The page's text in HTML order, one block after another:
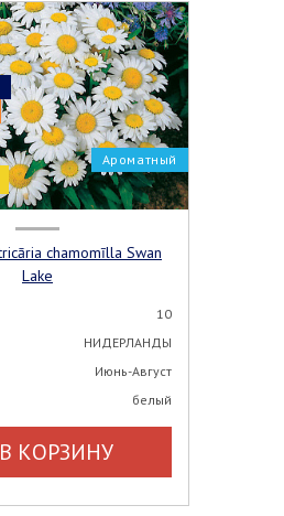
Ароматный
Lake
10
НИДЕРЛАНДЫ
Июнь-Август
белый
В КОРЗИНУ